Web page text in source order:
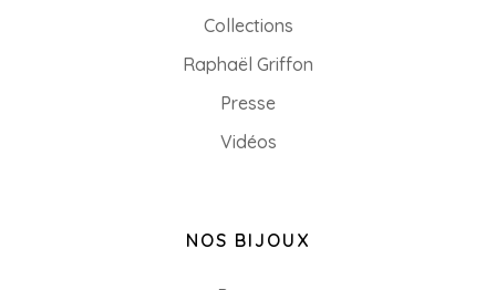
Collections
Raphaël Griffon
Presse
Vidéos
NOS BIJOUX